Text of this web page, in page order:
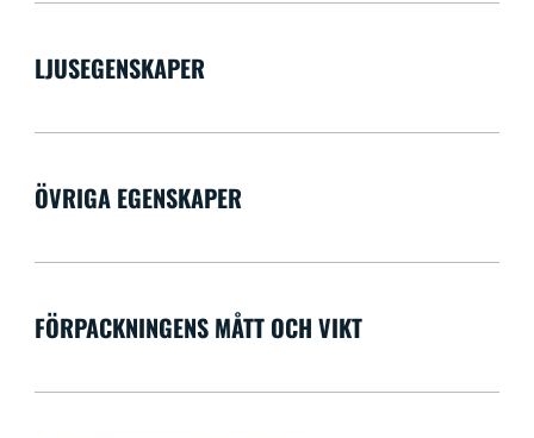
LJUSEGENSKAPER
ÖVRIGA EGENSKAPER
FÖRPACKNINGENS MÅTT OCH VIKT